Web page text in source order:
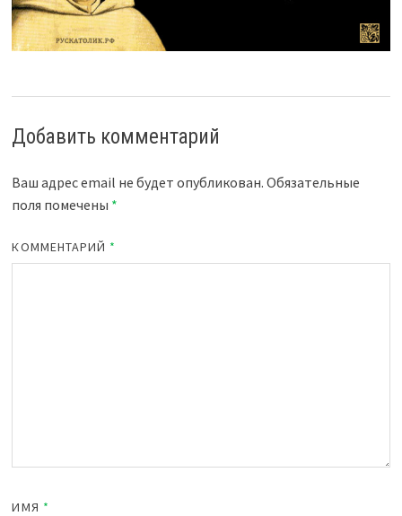
Добавить комментарий
Ваш адрес email не будет опубликован. Обязательные
поля помечены *
КОММЕНТАРИЙ *
ИМЯ *